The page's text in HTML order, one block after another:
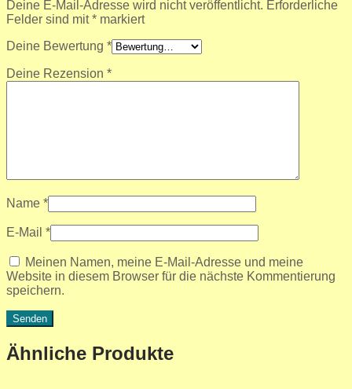
Deine E-Mail-Adresse wird nicht veröffentlicht. Erforderliche
Felder sind mit* markiert
Deine Bewertung *
Deine Rezension *
Name *
E-Mail *
Meinen Namen, meine E-Mail-Adresse und meine
Website in diesem Browser für die nächste Kommentierung
speichern.
Ähnliche Produkte